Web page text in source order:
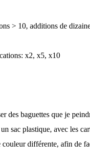
> 10, additions de
x2, x5, x10
des baguettes que je
sac plastique, avec les
couleur différente, afin de